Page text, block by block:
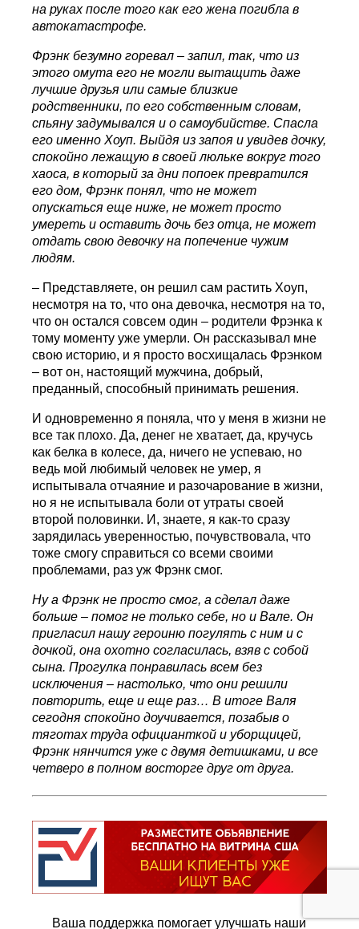
на руках после того как его жена погибла в
автокатастрофе.
Фрэнк безумно горевал – запил, так, что из
этого омута его не могли вытащить даже
лучшие друзья или самые близкие
родственники, по его собственным словам,
спьяну задумывался и о самоубийстве. Спасла
его именно Хоуп. Выйдя из запоя и увидев дочку,
спокойно лежащую в своей люльке вокруг того
хаоса, в который за дни попоек превратился
его дом, Фрэнк понял, что не может
опускаться еще ниже, не может просто
умереть и оставить дочь без отца, не может
отдать свою девочку на попечение чужим
людям.
– Представляете, он решил сам растить Хоуп,
несмотря на то, что она девочка, несмотря на то,
что он остался совсем один – родители Фрэнка к
тому моменту уже умерли. Он рассказывал мне
свою историю, и я просто восхищалась Фрэнком
– вот он, настоящий мужчина, добрый,
преданный, способный принимать решения.
И одновременно я поняла, что у меня в жизни не
все так плохо. Да, денег не хватает, да, кручусь
как белка в колесе, да, ничего не успеваю, но
ведь мой любимый человек не умер, я
испытывала отчаяние и разочарование в жизни,
но я не испытывала боли от утраты своей
второй половинки. И, знаете, я как-то сразу
зарядилась уверенностью, почувствовала, что
тоже смогу справиться со всеми своими
проблемами, раз уж Фрэнк смог.
Ну а Фрэнк не просто смог, а сделал даже
больше – помог не только себе, но и Вале. Он
пригласил нашу героиню погулять с ним и с
дочкой, она охотно согласилась, взяв с собой
сына. Прогулка понравилась всем без
исключения – настолько, что они решили
повторить, еще и еще раз… В итоге Валя
сегодня спокойно доучивается, позабыв о
тяготах труда официанткой и уборщицей,
Фрэнк нянчится уже с двумя детишками, и все
четверо в полном восторге друг от друга.
Ваша поддержка помогает улучшать наши